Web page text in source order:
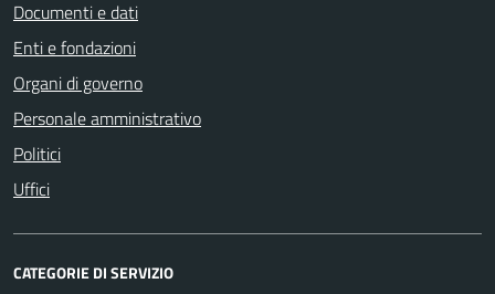
Documenti e dati
Enti e fondazioni
Organi di governo
Personale amministrativo
Politici
Uffici
CATEGORIE DI SERVIZIO